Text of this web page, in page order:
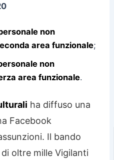
non
area funzionale;
non
area funzionale.
ha diffuso una
Facebook
Il bando
di oltre mille Vigilanti